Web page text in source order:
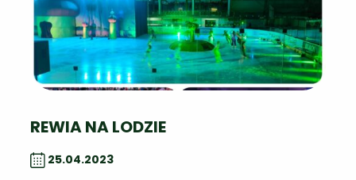
REWIA NA LODZIE
25.04.2023